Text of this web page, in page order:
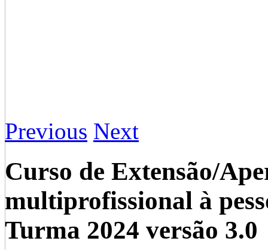
Previous Next
Curso de Extensão/
multiprofissional à
Turma 2024 versão 3.0